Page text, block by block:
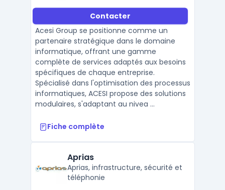
Contacter
Acesi Group se positionne comme un
partenaire stratégique dans le domaine
informatique, offrant une gamme
complète de services adaptés aux besoins
spécifiques de chaque entreprise.
Spécialisé dans l'optimisation des processus
informatiques, ACESI propose des solutions
modulaires, s'adaptant au nivea ...
Fiche complète
Aprias
Aprias, infrastructure, sécurité et
téléphonie